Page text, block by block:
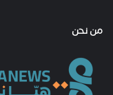
من نحن